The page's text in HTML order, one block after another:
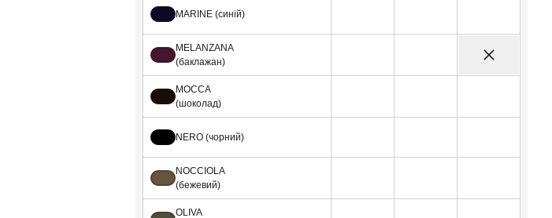
MARINE (синій)
MELANZANA
(баклажан)
MOCCA
(шоколад)
NERO (чорний)
NOCCIOLA
(бежевий)
OLIVA